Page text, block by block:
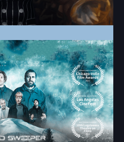
verrückte